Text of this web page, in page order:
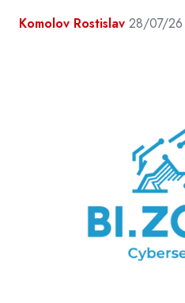
Komolov Rostislav 28/07/26